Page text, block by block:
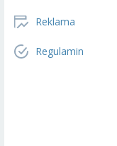
Reklama
Regulamin